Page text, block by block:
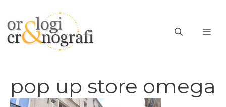
contenuto
pop up store omega